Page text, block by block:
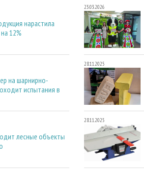
нарастила
12%
на шарнирно-
испытания в
лесные объекты
23.03.2026
28.11.2025
28.11.2025